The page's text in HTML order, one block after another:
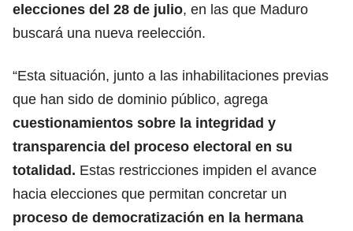
elecciones del 28 de julio, en las que Maduro
buscará una nueva reelección.
“Esta situación, junto a las inhabilitaciones previas
que han sido de dominio público, agrega
cuestionamientos sobre la integridad y
transparencia del proceso electoral en su
totalidad. Estas restricciones impiden el avance
hacia elecciones que permitan concretar un
proceso de democratización en la hermana